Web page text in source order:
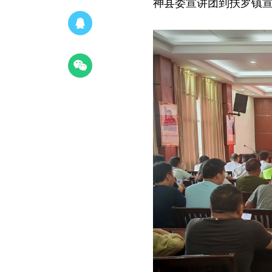
神县委宣讲团到扶罗镇